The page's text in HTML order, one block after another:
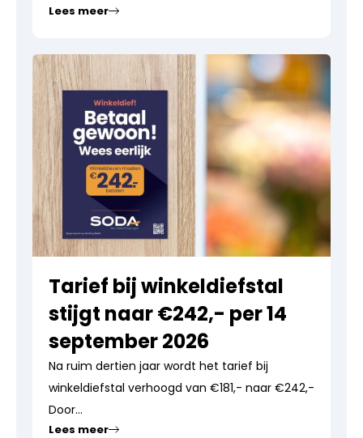
Lees meer
Tarief bij winkeldiefstal
stijgt naar €242,- per 14
september 2026
Na ruim dertien jaar wordt het tarief bij
winkeldiefstal verhoogd van €181,- naar €242,-
Door...
Lees meer